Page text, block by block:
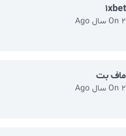
1xbet
On 2 سال Ago
ماف بت
On 2 سال Ago